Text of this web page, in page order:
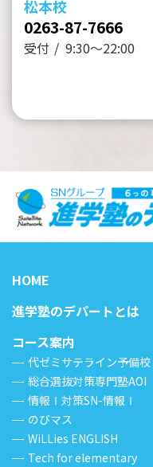
松本校
0263-87-7666
受付 9:30～22:00
HOME
進学塾のデパートとは
コース案内
代ゼミサテライン予備校
総合選抜対策専門塾AOI
情報Ⅰ対策SN-情報Ⅰ
のびマス
WiLLies ENGLISH
Tech for elementary